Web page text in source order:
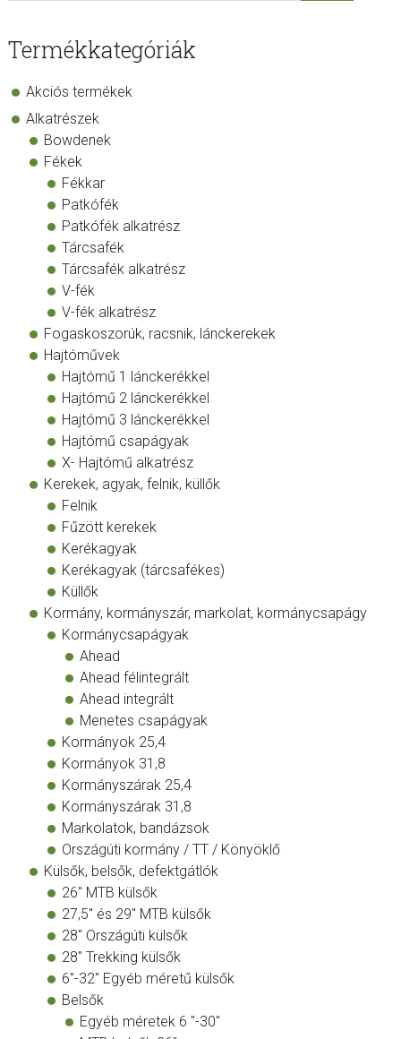
Sidebar
Termékkategóriák
Akciós termékek
Alkatrészek
Bowdenek
Fékek
Fékkar
Patkófék
Patkófék alkatrész
Tárcsafék
Tárcsafék alkatrész
V-fék
V-fék alkatrész
Fogaskoszorúk, racsnik, lánckerekek
Hajtóművek
Hajtómű 1 lánckerékkel
Hajtómű 2 lánckerékkel
Hajtómű 3 lánckerékkel
Hajtómű csapágyak
X- Hajtómű alkatrész
Kerekek, agyak, felnik, küllők
Felnik
Fűzött kerekek
Kerékagyak
Kerékagyak (tárcsafékes)
Küllők
Kormány, kormányszár, markolat, kormánycsapágy
Kormánycsapágyak
Ahead
Ahead félintegrált
Ahead integrált
Menetes csapágyak
Kormányok 25,4
Kormányok 31,8
Kormányszárak 25,4
Kormányszárak 31,8
Markolatok, bandázsok
Országúti kormány / TT / Könyöklő
Külsők, belsők, defektgátlók
26" MTB külsők
27,5" és 29" MTB külsők
28" Országúti külsők
28" Trekking külsők
6"-32" Egyéb méretű külsők
Belsők
Egyéb méretek 6 "-30"